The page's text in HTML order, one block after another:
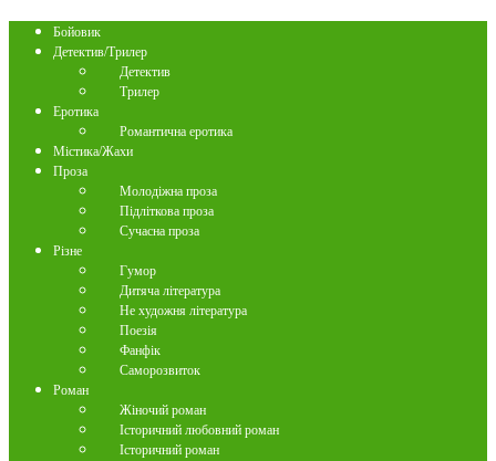
Бойовик
Детектив/Трилер
Детектив
Трилер
Еротика
Романтична еротика
Містика/Жахи
Проза
Молодіжна проза
Підліткова проза
Сучасна проза
Різне
Гумор
Дитяча література
Не художня література
Поезія
Фанфік
Саморозвиток
Роман
Жіночий роман
Історичний любовний роман
Історичний роман